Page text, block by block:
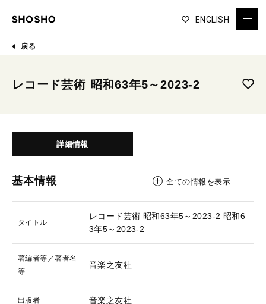
ENGLISH
戻る
レコード芸術 昭和63年5～2023-2
詳細情報
基本情報 全ての情報を表示
タイトル
レコード芸術 昭和63年5～2023-2 昭和6
3年5～2023-2
著編者等／著者名
等
音楽之友社
出版者 音楽之友社